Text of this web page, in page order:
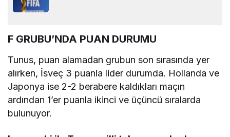
F GRUBU’NDA PUAN DURUMU
Tunus, puan alamadan grubun son sırasında yer
alırken, İsveç 3 puanla lider durumda. Hollanda ve
Japonya ise 2-2 berabere kaldıkları maçın
ardından 1’er puanla ikinci ve üçüncü sıralarda
bulunuyor.